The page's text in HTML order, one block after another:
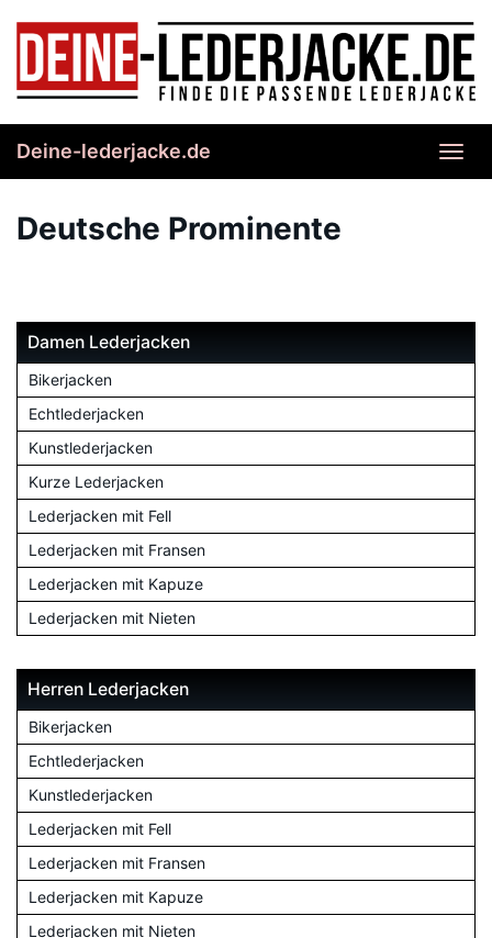
content
Deine-lederjacke.de
Deutsche Prominente
Damen Lederjacken
Bikerjacken
Echtlederjacken
Kunstlederjacken
Kurze Lederjacken
Lederjacken mit Fell
Lederjacken mit Fransen
Lederjacken mit Kapuze
Lederjacken mit Nieten
Herren Lederjacken
Bikerjacken
Echtlederjacken
Kunstlederjacken
Lederjacken mit Fell
Lederjacken mit Fransen
Lederjacken mit Kapuze
Lederjacken mit Nieten